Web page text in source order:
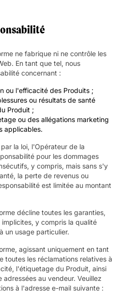
ne fabrique ni ne contrôle les
En tant que tel, nous
concernant :
ou l'efficacité des Produits ;
ou résultats de santé
Produit ;
ou des allégations marketing
applicables.
la loi, l'Opérateur de la
pour les dommages
y compris, mais sans s'y
la perte de revenus ou
est limitée au montant
décline toutes les garanties,
y compris la qualité
un usage particulier.
agissant uniquement en tant
toutes les réclamations relatives à
l'étiquetage du Produit, ainsi
au vendeur. Veuillez
à l'adresse e-mail suivante :